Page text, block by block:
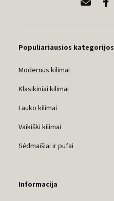
Populiariausios kategorijos
Modernūs kilimai
Klasikiniai kilimai
Lauko kilimai
Vaikiški kilimai
Sėdmaišiai ir pufai
Informacija